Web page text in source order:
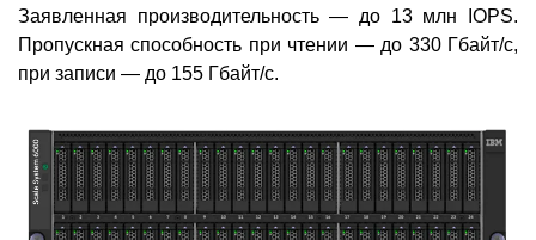
Заявленная производительность — до 13 млн IOPS.
Пропускная способность при чтении — до 330 Гбайт/с,
при записи — до 155 Гбайт/с.